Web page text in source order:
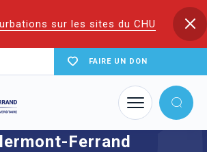
sur les sites du CHU
FAIRE UN DON
Ferrand